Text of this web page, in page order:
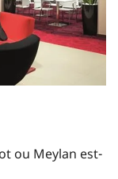
ou Meylan est-